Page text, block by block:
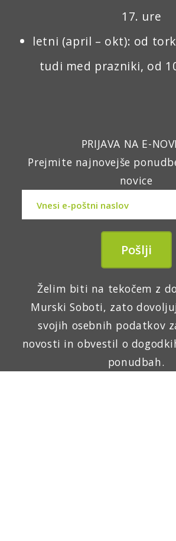
17. ure
letni (april – okt): od
tudi med prazniki, od
PRIJAVA NA E-
Prejmite najnovejše
novice
Želim biti na tekočem z
Murski Soboti, zato
svojih osebnih podatkov
novosti in obvestil o
ponudbah.